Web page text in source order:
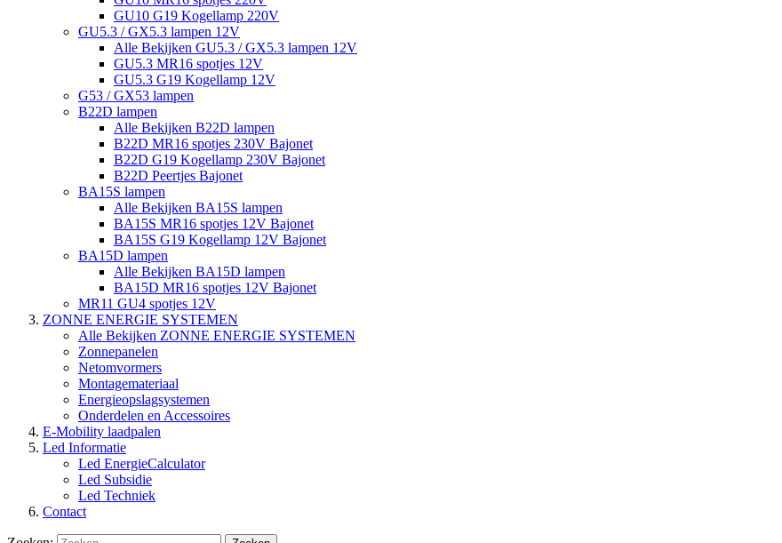
GU10 G19 Kogellamp 220V
GU5.3 / GX5.3 lampen 12V
Alle Bekijken GU5.3 / GX5.3 lampen 12V
GU5.3 MR16 spotjes 12V
GU5.3 G19 Kogellamp 12V
G53 / GX53 lampen
B22D lampen
Alle Bekijken B22D lampen
B22D MR16 spotjes 230V Bajonet
B22D G19 Kogellamp 230V Bajonet
B22D Peertjes Bajonet
BA15S lampen
Alle Bekijken BA15S lampen
BA15S MR16 spotjes 12V Bajonet
BA15S G19 Kogellamp 12V Bajonet
BA15D lampen
Alle Bekijken BA15D lampen
BA15D MR16 spotjes 12V Bajonet
MR11 GU4 spotjes 12V
ZONNE ENERGIE SYSTEMEN
Alle Bekijken ZONNE ENERGIE SYSTEMEN
Zonnepanelen
Netomvormers
Montagemateriaal
Energieopslagsystemen
Onderdelen en Accessoires
E-Mobility laadpalen
Led Informatie
Led EnergieCalculator
Led Subsidie
Led Techniek
Contact